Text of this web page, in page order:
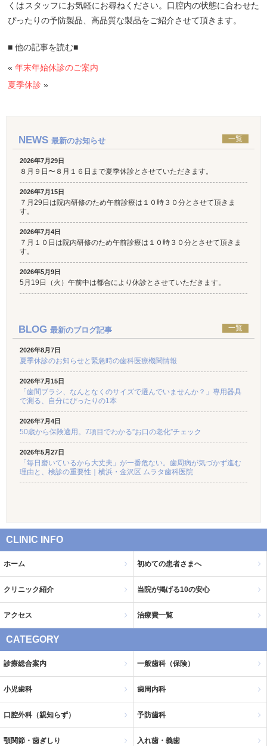
くはスタッフにお気軽にお尋ねください。口腔内の状態に合わせた
ぴったりの予防製品、高品質な製品をご紹介させて頂きます。
■ 他の記事を読む■
«年末年始休診のご案内
夏季休診 »
NEWS 最新のお知らせ 一覧
2026年7月29日
８月９日〜８月１６日まで夏季休診とさせていただきます。
2026年7月15日
７月29日は院内研修のため午前診療は１０時３０分とさせて頂きま
す。
2026年7月4日
７月１０日は院内研修のため午前診療は１０時３０分とさせて頂きま
す。
2026年5月9日
5月19日（火）午前中は都合により休診とさせていただきます。
BLOG 最新のブログ記事 一覧
2026年8月7日
夏季休診のお知らせと緊急時の歯科医療機関情報
2026年7月15日
「歯間ブラシ、なんとなくのサイズで選んでいませんか？」専用器具
で測る、自分にぴったりの1本
2026年7月4日
50歳から保険適用。7項目でわかる”お口の老化”チェック
2026年5月27日
「毎日磨いているから大丈夫」が一番危ない。歯周病が気づかず進む
理由と、検診の重要性｜横浜・金沢区 ムラタ歯科医院
CLINIC INFO
ホーム 初めての患者さまへ
クリニック紹介 当院が掲げる10の安心
アクセス 治療費一覧
CATEGORY
診療総合案内 一般歯科（保険）
小児歯科 歯周内科
口腔外科（親知らず） 予防歯科
顎関節・歯ぎしり 入れ歯・義歯